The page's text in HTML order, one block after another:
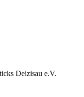
Deizisau e.V.